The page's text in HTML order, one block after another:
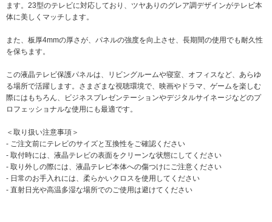
ます。23型のテレビに対応しており、ツヤありのグレア調デザインがテレビ本
体に美しくマッチします。
また、板厚4mmの厚さが、パネルの強度を向上させ、長期間の使用でも耐久性
を保ちます。
この液晶テレビ保護パネルは、リビングルームや寝室、オフィスなど、あらゆ
る場所で活躍します。さまざまな視聴環境で、映画やドラマ、ゲームを楽しむ
際にはもちろん、ビジネスプレゼンテーションやデジタルサイネージなどのプ
ロフェッショナルな使用にも最適です。
＜取り扱い注意事項＞
- ご注文前にテレビのサイズと互換性をご確認ください
- 取付時には、液晶テレビの表面をクリーンな状態にしてください
- 取り外しの際には、液晶テレビ本体への傷つけにご注意ください
- 日常のお手入れには、柔らかいクロスを使用してください
- 直射日光や高温多湿な場所でのご使用は避けてください